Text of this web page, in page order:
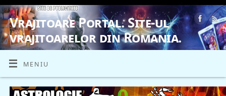
Vrajitoare Portal. Site-ul
vrajitoarelor din Romania.
VRAJITOARE, VRAJITOARELE, VRAJITOARE
MENIU